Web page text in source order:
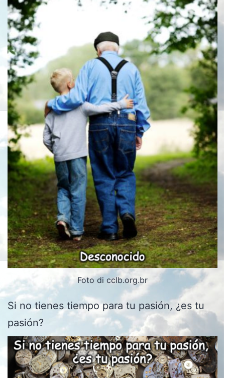
Foto di cclb.org.br
Si no tienes tiempo para tu pasión, ¿es tu
pasión?